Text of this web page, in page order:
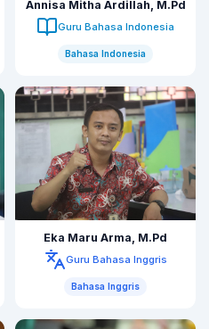
Annisa Mitha Ardillah, M.Pd
Guru Bahasa Indonesia
Bahasa Indonesia
Eka Maru Arma, M.Pd
Guru Bahasa Inggris
Bahasa Inggris